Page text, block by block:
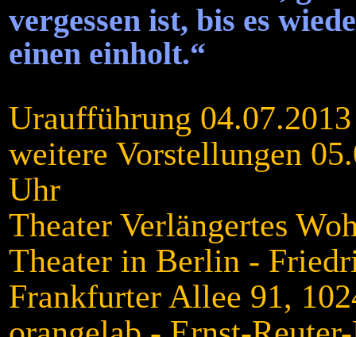
vergessen ist, bis es
einen einholt.“
Uraufführung 04.07.2013
weitere Vorstellungen
Uhr
Theater Verlängertes
Theater in Berlin -
Frankfurter Allee 91,